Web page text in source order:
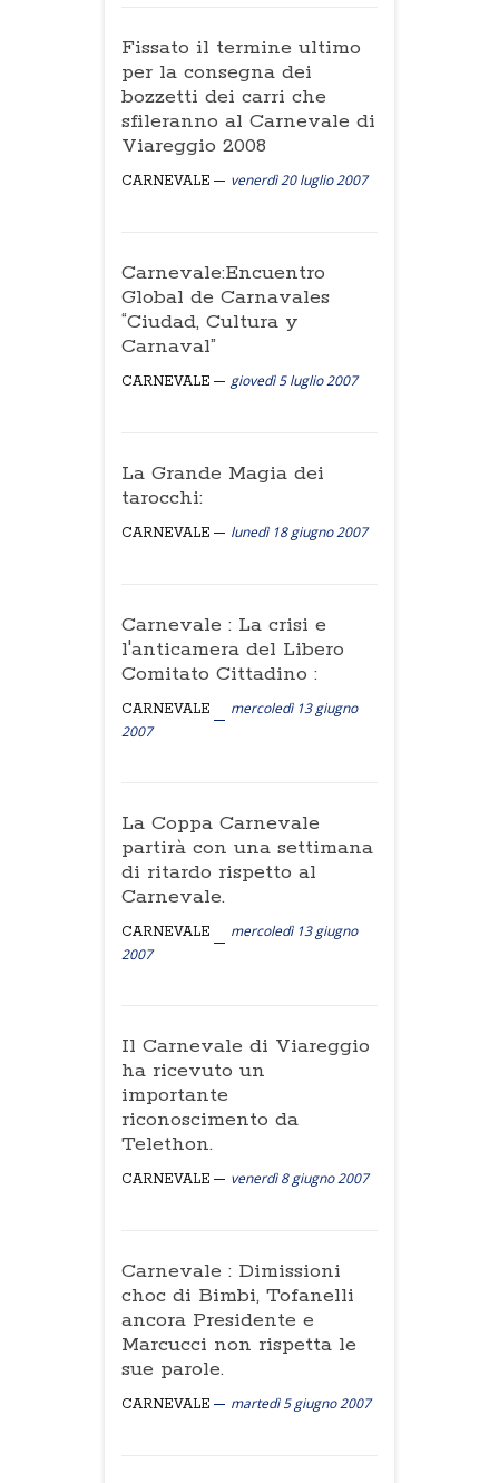
Fissato il termine ultimo
per la consegna dei
bozzetti dei carri che
sfileranno al Carnevale di
Viareggio 2008
CARNEVALE venerdì 20 luglio 2007
Carnevale:Encuentro
Global de Carnavales
“Ciudad, Cultura y
Carnaval”
CARNEVALE giovedì 5 luglio 2007
La Grande Magia dei
tarocchi:
CARNEVALE lunedì 18 giugno 2007
Carnevale : La crisi e
l'anticamera del Libero
Comitato Cittadino :
CARNEVALE
mercoledì 13 giugno
2007
La Coppa Carnevale
partirà con una settimana
di ritardo rispetto al
Carnevale.
CARNEVALE
mercoledì 13 giugno
2007
Il Carnevale di Viareggio
ha ricevuto un
importante
riconoscimento da
Telethon.
CARNEVALE venerdì 8 giugno 2007
Carnevale : Dimissioni
choc di Bimbi, Tofanelli
ancora Presidente e
Marcucci non rispetta le
sue parole.
CARNEVALE martedì 5 giugno 2007